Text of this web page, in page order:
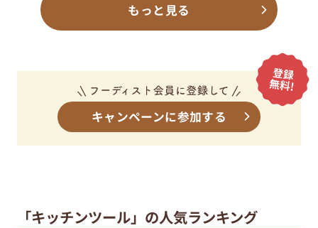
もっと見る
キャンペーンに参加する
「キッチンツール」の人気ランキング